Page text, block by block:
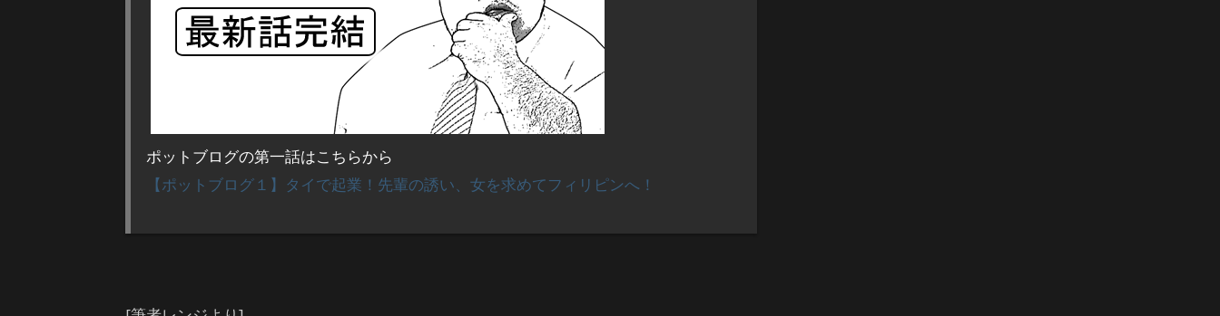
ポットブログの第一話はこちらから
【ポットブログ１】タイで起業！先輩の誘い、女を求めてフィリピンへ！